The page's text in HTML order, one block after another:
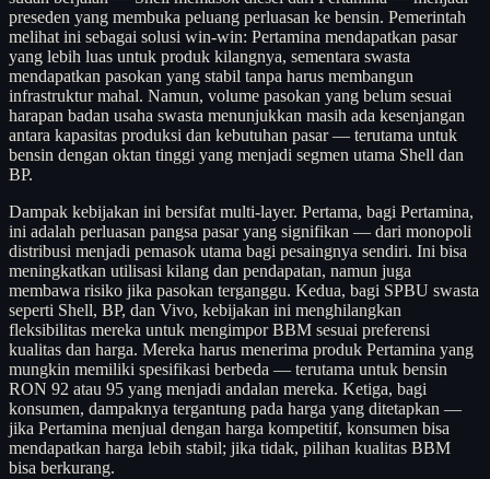
preseden yang membuka peluang perluasan ke bensin. Pemerintah
melihat ini sebagai solusi win-win: Pertamina mendapatkan pasar
yang lebih luas untuk produk kilangnya, sementara swasta
mendapatkan pasokan yang stabil tanpa harus membangun
infrastruktur mahal. Namun, volume pasokan yang belum sesuai
harapan badan usaha swasta menunjukkan masih ada kesenjangan
antara kapasitas produksi dan kebutuhan pasar — terutama untuk
bensin dengan oktan tinggi yang menjadi segmen utama Shell dan
BP.
Dampak kebijakan ini bersifat multi-layer. Pertama, bagi Pertamina,
ini adalah perluasan pangsa pasar yang signifikan — dari monopoli
distribusi menjadi pemasok utama bagi pesaingnya sendiri. Ini bisa
meningkatkan utilisasi kilang dan pendapatan, namun juga
membawa risiko jika pasokan terganggu. Kedua, bagi SPBU swasta
seperti Shell, BP, dan Vivo, kebijakan ini menghilangkan
fleksibilitas mereka untuk mengimpor BBM sesuai preferensi
kualitas dan harga. Mereka harus menerima produk Pertamina yang
mungkin memiliki spesifikasi berbeda — terutama untuk bensin
RON 92 atau 95 yang menjadi andalan mereka. Ketiga, bagi
konsumen, dampaknya tergantung pada harga yang ditetapkan —
jika Pertamina menjual dengan harga kompetitif, konsumen bisa
mendapatkan harga lebih stabil; jika tidak, pilihan kualitas BBM
bisa berkurang.